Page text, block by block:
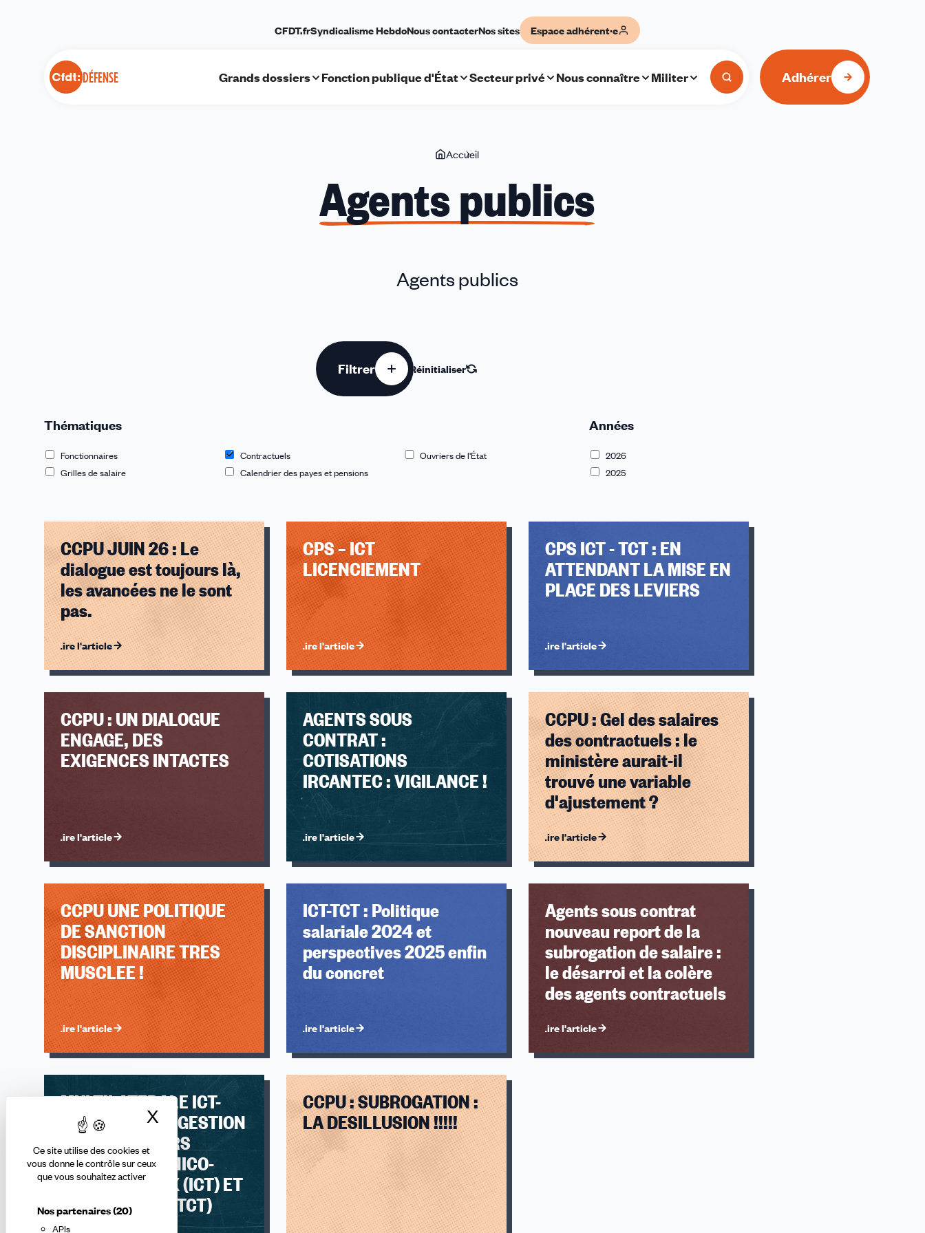
Ce site utilise des cookies et
vous donne le contrôle sur ceux
que vous souhaitez activer
Nos partenaires(20)
APIs
X Masquer le bandeau des cookies
DÉFENSE
CFDT.frSyndicalisme HebdoNous contacterNos sites Espace adhérent·e
Grands dossiers Fonction publique d'État Secteur privé Nous connaître Militer Adhérer
VousAccueil
Agents publics
Agents publics
Filtrer Réinitialiser
Thématiques
Fonctionnaires Contractuels
Ouvriers de l'État
Grilles de salaire
Calendrier des payes et pensions
Années
2026
2025
CCPU JUIN 26 : Le
dialogue est toujours là,
les avancées ne le sont
pas.
Lire l'article
CPS – ICT
LICENCIEMENT
Lire l'article
CPS ICT - TCT : EN
ATTENDANT LA MISE EN
PLACE DES LEVIERS
Lire l'article
CCPU : UN DIALOGUE
ENGAGE, DES
EXIGENCES INTACTES
Lire l'article
AGENTS SOUS
CONTRAT :
COTISATIONS
IRCANTEC : VIGILANCE !
Lire l'article
CCPU : Gel des salaires
des contractuels : le
ministère aurait-il
trouvé une variable
d'ajustement ?
Lire l'article
CCPU UNE POLITIQUE
DE SANCTION
DISCIPLINAIRE TRES
MUSCLEE !
Lire l'article
ICT-TCT : Politique
salariale 2024 et
perspectives 2025 enfin
du concret
Lire l'article
Agents sous contrat
nouveau report de la
subrogation de salaire :
le désarroi et la colère
des agents contractuels
Lire l'article
MULTILATERALE ICT-
TCT : BILAN DE GESTION
DES INGENIEURS
CADRES TECHNICO-
COMMERCIAUX (ICT) ET
TECHNICIENS (TCT)
CCPU : SUBROGATION :
LA DESILLUSION !!!!!